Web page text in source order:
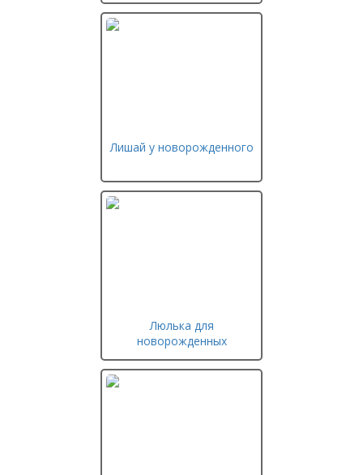
Лишай у новорожденного
Люлька для
новорожденных